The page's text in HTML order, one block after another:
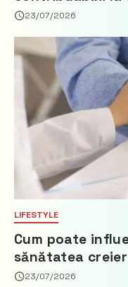
privind calculul
23/07/2026
LIFESTYLE
Cum poate
sănătatea
23/07/2026